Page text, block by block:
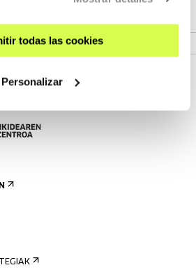
todas las cookies
Personalizar